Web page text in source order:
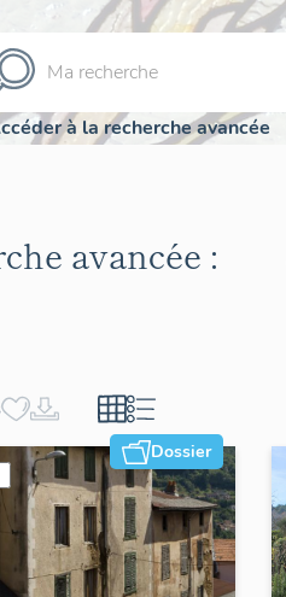
à la recherche avancée
avancée :
Dossier